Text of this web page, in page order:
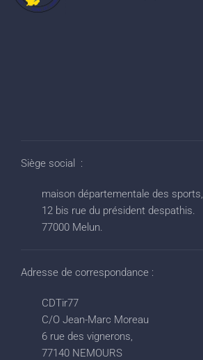
Siège social :
maison départementale des sports,
12 bis rue du président despathis.
77000 Melun.
Adresse de correspondance :
CDTir77
C/O Jean-Marc Moreau
6 rue des vignerons,
77140 NEMOURS